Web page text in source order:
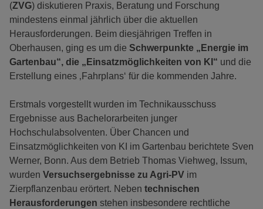
(ZVG) diskutieren Praxis, Beratung und Forschung
mindestens einmal jährlich über die aktuellen
Herausforderungen. Beim diesjährigen Treffen in
Oberhausen, ging es um die Schwerpunkte „Energie im
Gartenbau“, die „Einsatzmöglichkeiten von KI“ und die
Erstellung eines ‚Fahrplans‘ für die kommenden Jahre.
Erstmals vorgestellt wurden im Technikausschuss
Ergebnisse aus Bachelorarbeiten junger
Hochschulabsolventen. Über Chancen und
Einsatzmöglichkeiten von KI im Gartenbau berichtete Sven
Werner, Bonn. Aus dem Betrieb Thomas Viehweg, Issum,
wurden Versuchsergebnisse zu Agri-PV im
Zierpflanzenbau erörtert. Neben technischen
Herausforderungen stehen insbesondere rechtliche